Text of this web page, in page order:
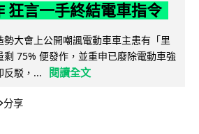
狂言一手終結電車指令
大會上公開嘲諷電動車車主患有「里
75% 便發作，並重申已廢除電動車強
反駁，...
閱讀全文
分享